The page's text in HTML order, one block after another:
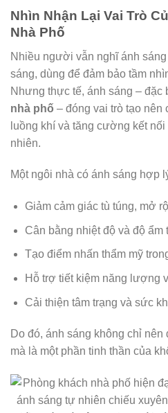
Nhìn Nhận Lại Vai Trò
Nhà Phố
Nhiều người vẫn nghĩ ánh
sáng, dùng để đảm bảo tầm
Nhưng thực tế, ánh sáng – đặc
nhà phố – đóng vai trò tạo nên
luồng khí và tăng cường kết
nhiên.
Một ngôi nhà có ánh sáng hợp
Giảm cảm giác tù túng, mở
Cân bằng nhiệt độ và độ ẩm
Tạo điểm nhấn thẩm mỹ
Hỗ trợ tiết kiệm năng lượng
Cải thiện tâm trạng và sức
Do đó, ánh sáng không chỉ
mà là một phần tinh thần của